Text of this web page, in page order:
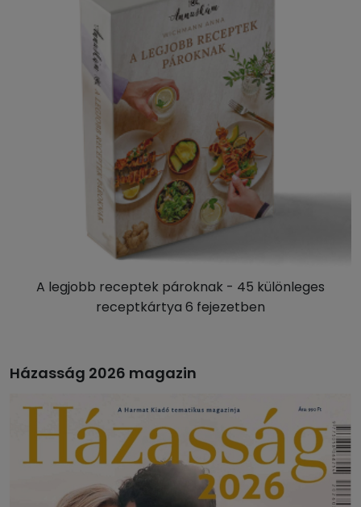
A legjobb receptek pároknak - 45 különleges
receptkártya 6 fejezetben
Házasság 2026 magazin